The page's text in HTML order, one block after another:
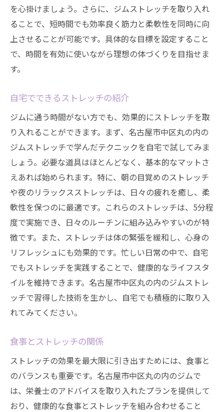
を心掛けましょう。さらに、ジムストレッチを取り入れ
ることで、短時間でも効率良く筋力と柔軟性を同時に向
上させることが可能です。具体的な目標を設定すること
で、時間を有効に使いながら理想の体づくりを目指せま
す。
自宅でできるストレッチの紹介
ジムに通う時間がない方でも、効果的にストレッチを取
り入れることができます。まず、名古屋市中区丸の内の
ジムストレッチで学んだテクニックを自宅で試してみま
しょう。必要な道具はほとんどなく、基本的なマットさ
えあれば始められます。特に、朝の目覚めのストレッチ
や夜のリラックスストレッチは、日々の疲れを癒し、柔
軟性を保つのに最適です。これらのストレッチは、5分程
度で実施でき、日々のルーチンに組み込みやすいのが特
徴です。また、ストレッチは体の緊張を緩和し、心身の
リフレッシュにも効果的です。忙しい日常の中で、自宅
でもストレッチを実践することで、健康的なライフスタ
イルを維持できます。名古屋市中区丸の内のジムストレ
ッチで習得した技術を生かし、自宅でも積極的に取り入
れてみてください。
食事とストレッチの関係
ストレッチの効果を最大限に引き出すためには、食事と
のバランスも重要です。名古屋市中区丸の内のジムで
は、栄養士のアドバイスを取り入れたプランを提供して
おり、健康的な食事とストレッチを組み合わせること